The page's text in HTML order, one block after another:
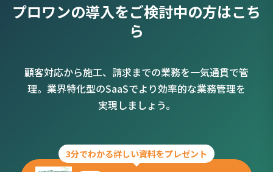
プロワンの導入をご検討中の方はこち
ら
顧客対応から施工、請求までの業務を一気通貫で管
理。業界特化型のSaaSでより効率的な業務管理を
実現しましょう。
3分でわかる詳しい資料をプレゼント